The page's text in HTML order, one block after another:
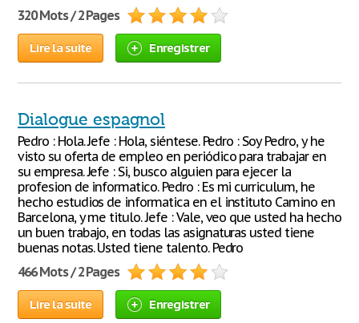
320 Mots / 2 Pages
Lire la suite Enregistrer
Dialogue espagnol
Pedro : Hola. Jefe : Hola, siéntese. Pedro : Soy Pedro, y he
visto su oferta de empleo en periódico para trabajar en
su empresa. Jefe : Si, busco alguien para ejecer la
profesion de informatico. Pedro : Es mi curriculum, he
hecho estudios de informatica en el instituto Camino en
Barcelona, y me titulo. Jefe : Vale, veo que usted ha hecho
un buen trabajo, en todas las asignaturas usted tiene
buenas notas. Usted tiene talento. Pedro
466 Mots / 2 Pages
Lire la suite Enregistrer